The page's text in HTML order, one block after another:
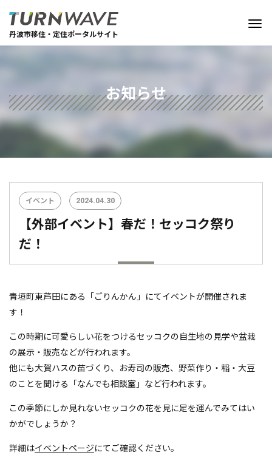
丹波市移住・定住ポータルサイト
お知らせ
イベント 2024.04.30
【外部イベント】春だ！セッコク祭り
だ！
青垣町東芦田にある「ごりんかん」にてイベントが開催されま
す！
この時期に可愛らしい花をつけるセッコクの自生地の見学や盆栽
の展示・販売などが行われます。
他にも大賀ハスの苗づくり、お寿司の販売、野菜作り・稲・大豆
のことを聞ける「なんでも相談室」など行われます。
この季節にしか見れないセッコクの花を見に足を運んでみてはい
かがでしょうか？
詳細はイベントページにてご確認ください。